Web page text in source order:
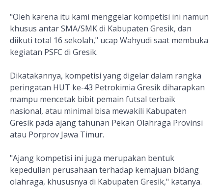
"Oleh karena itu kami menggelar kompetisi ini namun
khusus antar SMA/SMK di Kabupaten Gresik, dan
diikuti total 16 sekolah," ucap Wahyudi saat membuka
kegiatan PSFC di Gresik.
Dikatakannya, kompetisi yang digelar dalam rangka
peringatan HUT ke-43 Petrokimia Gresik diharapkan
mampu mencetak bibit pemain futsal terbaik
nasional, atau minimal bisa mewakili Kabupaten
Gresik pada ajang tahunan Pekan Olahraga Provinsi
atau Porprov Jawa Timur.
"Ajang kompetisi ini juga merupakan bentuk
kepedulian perusahaan terhadap kemajuan bidang
olahraga, khususnya di Kabupaten Gresik," katanya.